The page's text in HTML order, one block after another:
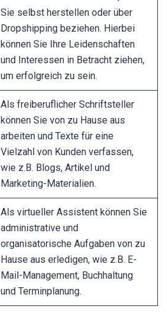
Sie selbst herstellen oder über
Dropshipping beziehen. Hierbei
können Sie Ihre Leidenschaften
und Interessen in Betracht ziehen,
um erfolgreich zu sein.
Als freiberuflicher Schriftsteller
können Sie von zu Hause aus
arbeiten und Texte für eine
Vielzahl von Kunden verfassen,
wie z.B. Blogs, Artikel und
Marketing-Materialien.
Als virtueller Assistent können Sie
administrative und
organisatorische Aufgaben von zu
Hause aus erledigen, wie z.B. E-
Mail-Management, Buchhaltung
und Terminplanung.